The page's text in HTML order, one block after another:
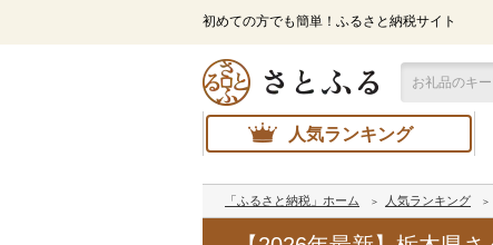
初めての方でも簡単！ふるさと納税サイト
人気ランキング
「ふるさと納税」ホーム 人気ランキング